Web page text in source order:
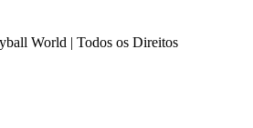
World | Todos os Direitos